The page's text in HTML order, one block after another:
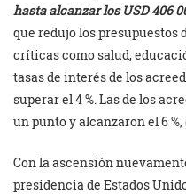
hasta alcanzar los USD 406
que redujo los presupuestos
críticas como salud,
tasas de interés de los
superar el 4 %. Las de los
un punto y alcanzaron el 6
Con la ascensión
presidencia de Estados